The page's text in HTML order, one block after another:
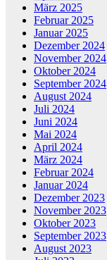
März 2025
Februar 2025
Januar 2025
Dezember 2024
November 2024
Oktober 2024
September 2024
August 2024
Juli 2024
Juni 2024
Mai 2024
April 2024
März 2024
Februar 2024
Januar 2024
Dezember 2023
November 2023
Oktober 2023
September 2023
August 2023